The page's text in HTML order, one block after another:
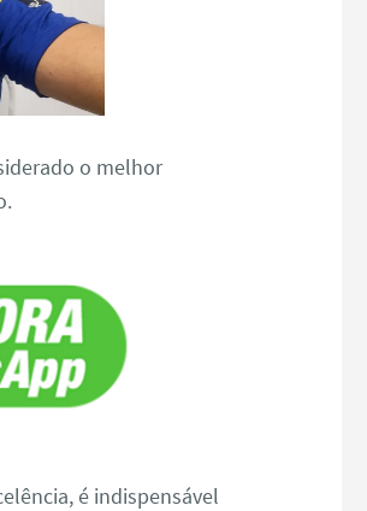
o melhor
é indispensável